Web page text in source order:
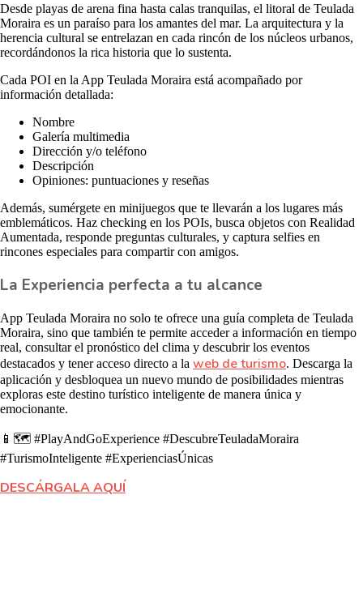
Desde playas de arena fina hasta calas tranquilas, el litoral de Teulada
Moraira es un paraíso para los amantes del mar. La arquitectura y la
herencia cultural se entrelazan en cada rincón de los núcleos urbanos,
recordándonos la rica historia que lo sustenta.
Cada POI en la App Teulada Moraira está acompañado por
información detallada:
Nombre
Galería multimedia
Dirección y/o teléfono
Descripción
Opiniones: puntuaciones y reseñas
Además, sumérgete en minijuegos que te llevarán a los lugares más
emblemáticos. Haz checking en los POIs, busca objetos con Realidad
Aumentada, responde preguntas culturales, y captura selfies en
rincones especiales para compartir con amigos.
La Experiencia perfecta a tu alcance
App Teulada Moraira no solo te ofrece una guía completa de Teulada
Moraira, sino que también te permite acceder a información en tiempo
real, consultar el pronóstico del clima y descubrir los eventos
destacados y tener acceso directo a la web de turismo. Descarga la
aplicación y desbloquea un nuevo mundo de posibilidades mientras
exploras este destino turístico inteligente de manera única y
emocionante.
📱🗺️ #PlayAndGoExperience #DescubreTeuladaMoraira
#TurismoInteligente #ExperienciasÚnicas
DESCÁRGALA AQUÍ